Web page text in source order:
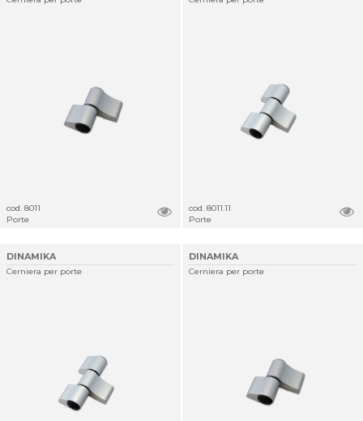
cod. 8011
Porte
cod. 8011.11
Porte
DINAMIKA
Cerniera per porte
DINAMIKA
Cerniera per porte